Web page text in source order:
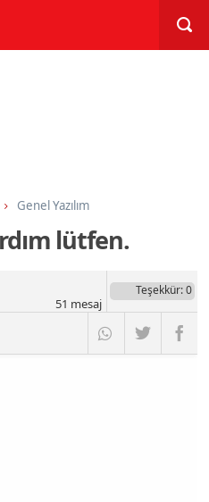
Genel Yazılım
lütfen.
Teşekkür: 0
51 mesaj